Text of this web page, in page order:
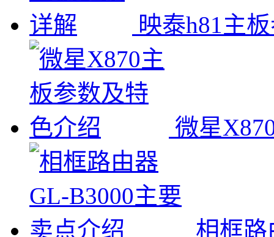
映泰h81主
微星
相框路